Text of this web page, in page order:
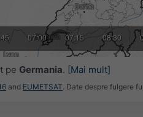
07:00 07:15 08:30
pe Germania. [Mai mult]
and EUMETSAT. Date despre fulgere